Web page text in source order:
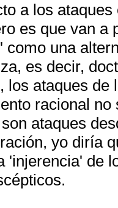
a los
es que van a
como una
es decir,
los ataques de
racional
ataques
yo diría
'injerencia' de